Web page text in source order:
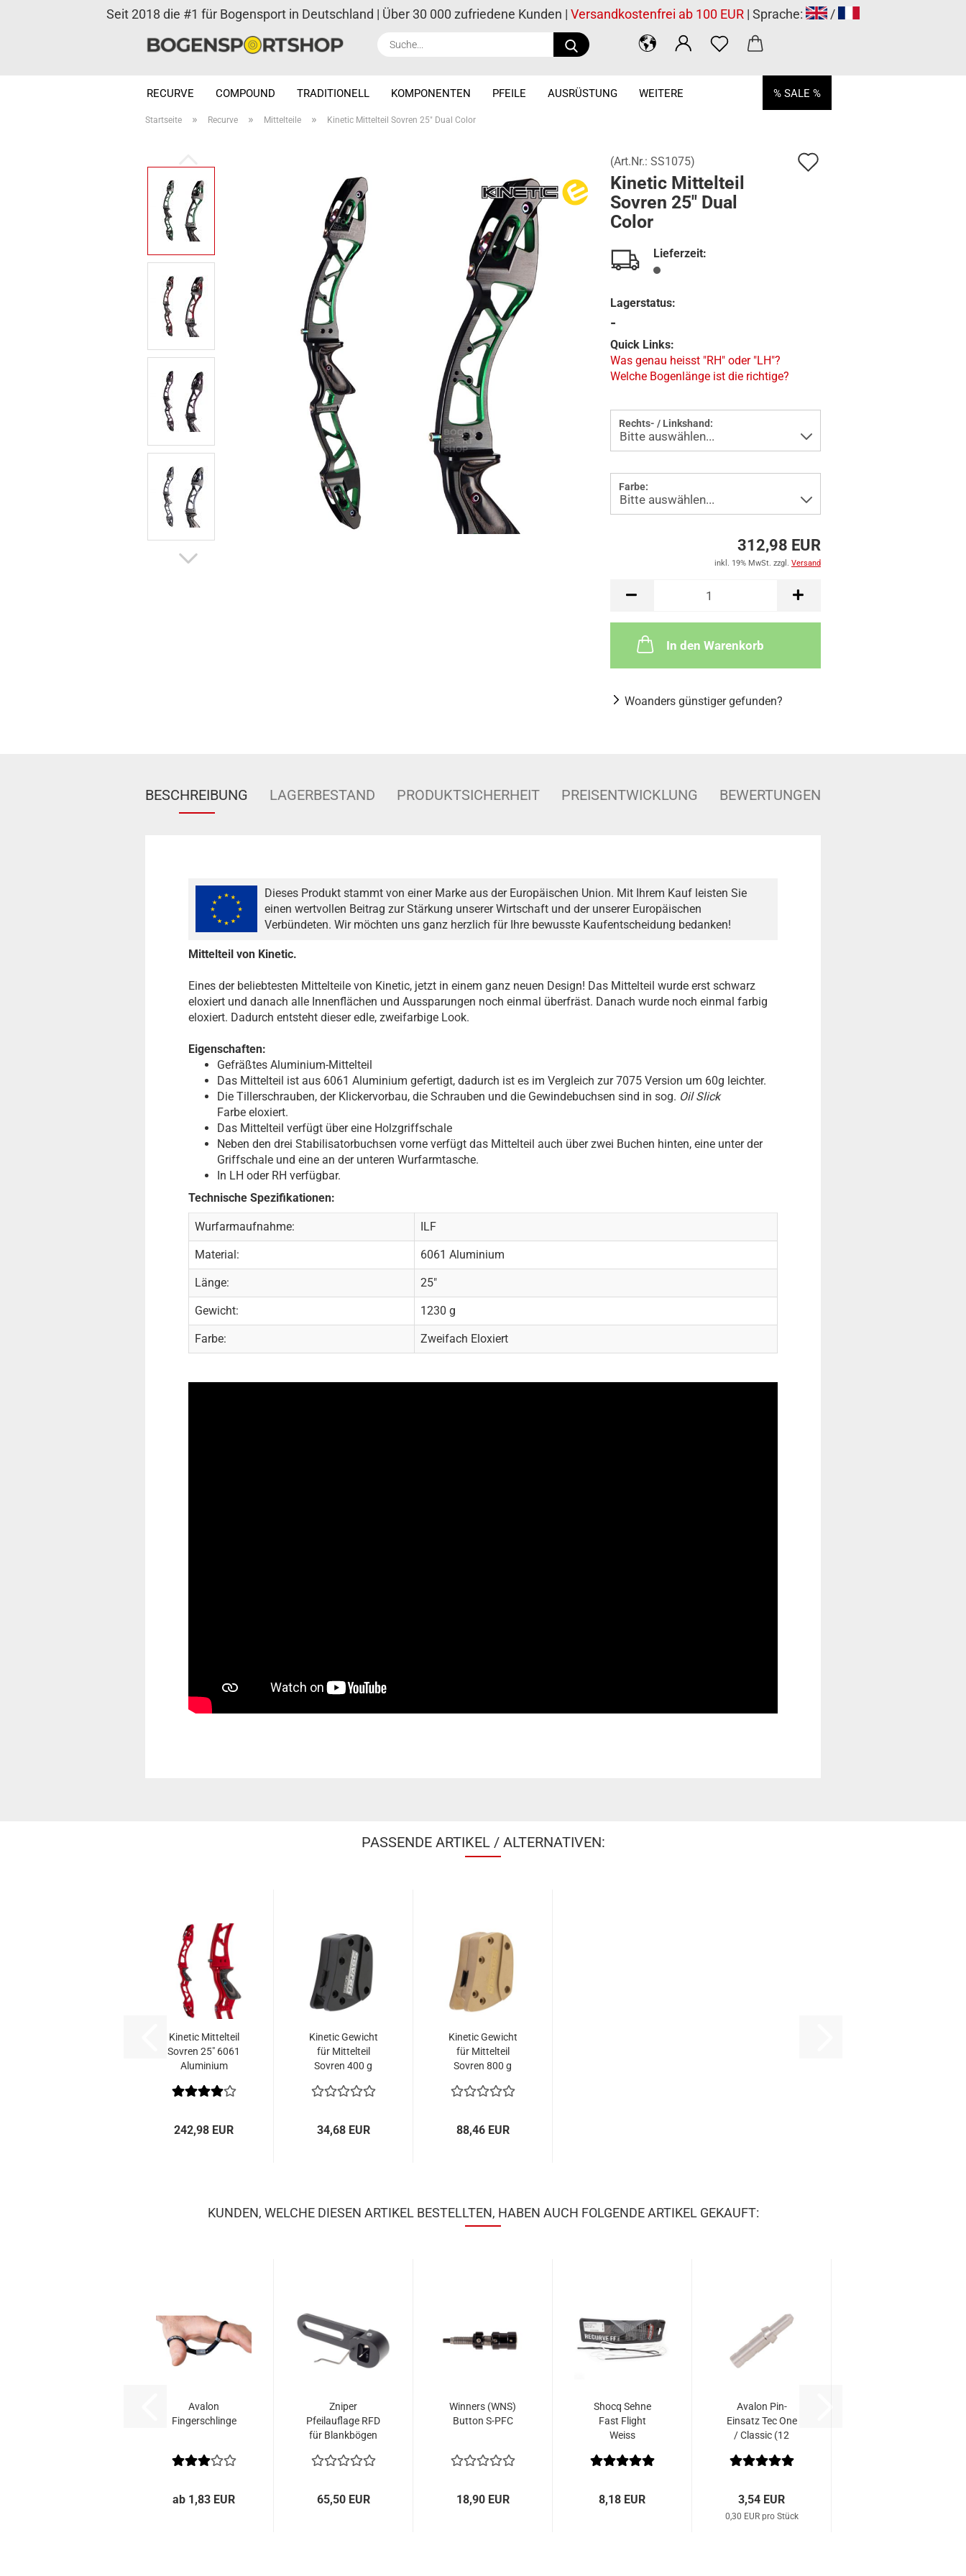
Suche...
Seit 2018 die #1 für Bogensport in Deutschland | Über 30 000 zufriedene Kunden | Versandkostenfrei ab 100 EUR | Sprache: /
RECURVE COMPOUND TRADITIONELL KOMPONENTEN PFEILE AUSRÜSTUNG % SALE %
WEITERE
Startseite » Recurve » Mittelteile » Kinetic Mittelteil Sovren 25" Dual Color
(Art.Nr.: SS1075)
Kinetic Mittelteil
Sovren 25" Dual
Color
Lieferzeit:
Lagerstatus:
-
Quick Links:
Was genau heisst "RH" oder "LH"?
Welche Bogenlänge ist die richtige?
Rechts- / Linkshand:
Farbe:
312,98 EUR
inkl. 19% MwSt. zzgl. Versand
In den Warenkorb
Woanders günstiger gefunden?
BESCHREIBUNG LAGERBESTAND PRODUKTSICHERHEIT PREISENTWICKLUNG BEWERTUNGEN
Dieses Produkt stammt von einer Marke aus der Europäischen Union. Mit Ihrem Kauf leisten Sie
einen wertvollen Beitrag zur Stärkung unserer Wirtschaft und der unserer Europäischen
Verbündeten. Wir möchten uns ganz herzlich für Ihre bewusste Kaufentscheidung bedanken!
Mittelteil von Kinetic.
Eines der beliebtesten Mittelteile von Kinetic, jetzt in einem ganz neuen Design! Das Mittelteil wurde erst schwarz
eloxiert und danach alle Innenflächen und Aussparungen noch einmal überfräst. Danach wurde noch einmal farbig
eloxiert. Dadurch entsteht dieser edle, zweifarbige Look.
Eigenschaften:
Gefräßtes Aluminium-Mittelteil
Das Mittelteil ist aus 6061 Aluminium gefertigt, dadurch ist es im Vergleich zur 7075 Version um 60g leichter.
Die Tillerschrauben, der Klickervorbau, die Schrauben und die Gewindebuchsen sind in sog. Oil Slick
Farbe eloxiert.
Das Mittelteil verfügt über eine Holzgriffschale
Neben den drei Stabilisatorbuchsen vorne verfügt das Mittelteil auch über zwei Buchen hinten, eine unter der
Griffschale und eine an der unteren Wurfarmtasche.
In LH oder RH verfügbar.
Technische Spezifikationen:
Wurfarmaufnahme: ILF
Material: 6061 Aluminium
Länge: 25"
Gewicht: 1230 g
Farbe: Zweifach Eloxiert
PASSENDE ARTIKEL / ALTERNATIVEN:
Kinetic Mittelteil
Sovren 25" 6061
Aluminium
242,98 EUR
Kinetic Gewicht
für Mittelteil
Sovren 400 g
34,68 EUR
Kinetic Gewicht
für Mittelteil
Sovren 800 g
88,46 EUR
KUNDEN, WELCHE DIESEN ARTIKEL BESTELLTEN, HABEN AUCH FOLGENDE ARTIKEL GEKAUFT:
Avalon
Fingerschlinge
ab 1,83 EUR
Zniper
Pfeilauflage RFD
für Blankbögen
65,50 EUR
Winners (WNS)
Button S-PFC
18,90 EUR
Shocq Sehne
Fast Flight
Weiss
8,18 EUR
Avalon Pin-
Einsatz Tec One
/ Classic (12
3,54 EUR
0,30 EUR pro Stück